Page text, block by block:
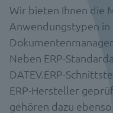
Wir bieten Ihnen die
Anwendungstypen in
Neben ERP-
DATEV.ERP-
ERP-Hersteller
gehören dazu